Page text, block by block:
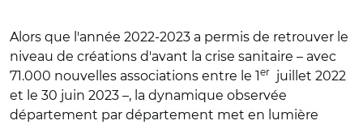
Alors que l'année 2022-2023 a permis de retrouver le
niveau de créations d'avant la crise sanitaire – avec
71.000 nouvelles associations entre le 1er juillet 2022
et le 30 juin 2023 –, la dynamique observée
département par département met en lumière